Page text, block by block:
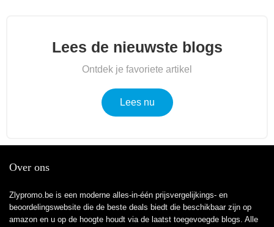
Lees de nieuwste blogs
Ontdek je favoriete artikel
Lees nu
Over ons
Zlypromo.be is een moderne alles-in-één prijsvergelijkings- en
beoordelingswebsite die de beste deals biedt die beschikbaar zijn op
amazon en u op de hoogte houdt via de laatst toegevoegde blogs. Alle